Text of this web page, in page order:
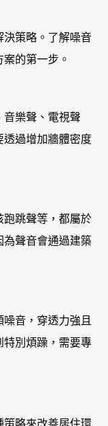
決策略。了解噪音
的第一步。
音樂聲、電視聲
透過增加牆體密度
跑跳聲等，都屬於
為聲音會通過建築
音，穿透力強且
特別煩躁，需要專
策略來改善居住環